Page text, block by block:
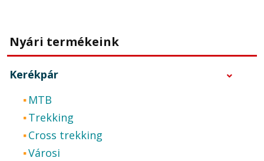
Nyári termékeink
Kerékpár
MTB
Trekking
Cross trekking
Városi